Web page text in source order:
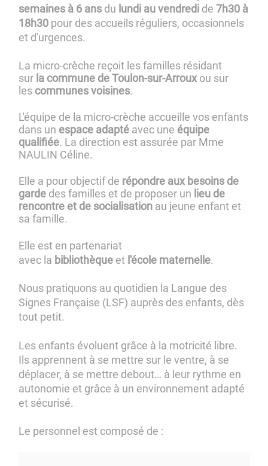
semaines à 6 ans du lundi au vendredi de7h30 à
18h30 pour des accueils réguliers, occasionnels
et d'urgences.
La micro-crèche reçoit les familles résidant
sur la commune de Toulon-sur-Arroux ou sur
les communes voisines.
L'équipe de la micro-crèche accueille vos enfants
dans un espace adapté avec une équipe
qualifiée. La direction est assurée par Mme
NAULIN Céline.
Elle a pour objectif de répondre aux besoins de
garde des familles et de proposer un lieu de
rencontre et de socialisation au jeune enfant et
sa famille.
Elle est en partenariat
avec la bibliothèque et l'école maternelle.
Nous pratiquons au quotidien la Langue des
Signes Française (LSF) auprès des enfants, dès
tout petit.
Les enfants évoluent grâce à la motricité libre.
Ils apprennent à se mettre sur le ventre, à se
déplacer, à se mettre debout… à leur rythme en
autonomie et grâce à un environnement adapté
et sécurisé.
Le personnel est composé de :